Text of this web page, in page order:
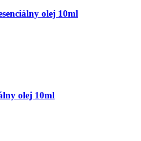
olej 10ml
olej 10ml